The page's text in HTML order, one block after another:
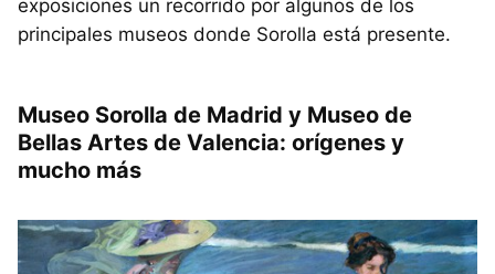
exposiciones un recorrido por algunos de los
principales museos donde Sorolla está presente.
Museo Sorolla de Madrid y Museo de
Bellas Artes de Valencia: orígenes y
mucho más